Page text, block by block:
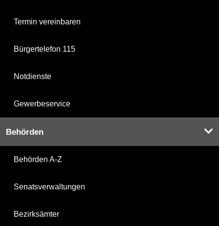
Termin vereinbaren
Bürgertelefon 115
Notdienste
Gewerbeservice
Behörden
Behörden A-Z
Senatsverwaltungen
Bezirksämter